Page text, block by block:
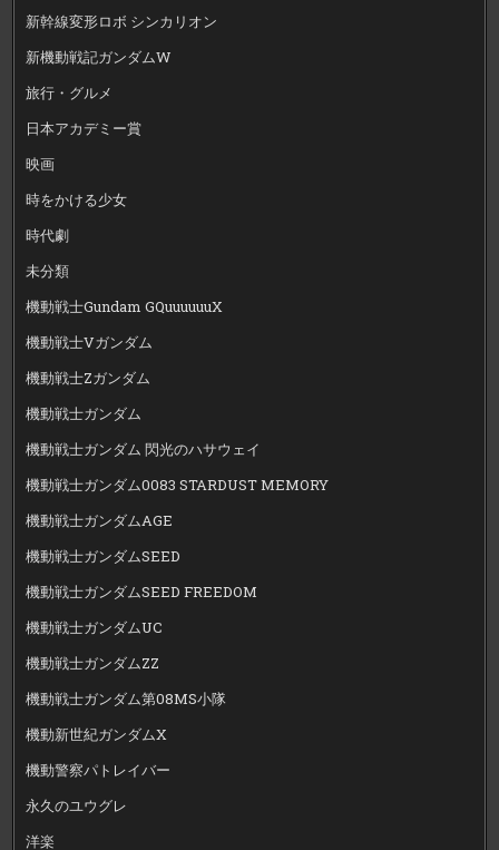
新幹線変形ロボ シンカリオン
新機動戦記ガンダムW
旅行・グルメ
日本アカデミー賞
映画
時をかける少女
時代劇
未分類
機動戦士Gundam GQuuuuuuX
機動戦士Vガンダム
機動戦士Zガンダム
機動戦士ガンダム
機動戦士ガンダム 閃光のハサウェイ
機動戦士ガンダム0083 STARDUST MEMORY
機動戦士ガンダムAGE
機動戦士ガンダムSEED
機動戦士ガンダムSEED FREEDOM
機動戦士ガンダムUC
機動戦士ガンダムZZ
機動戦士ガンダム第08MS小隊
機動新世紀ガンダムX
機動警察パトレイバー
永久のユウグレ
洋楽